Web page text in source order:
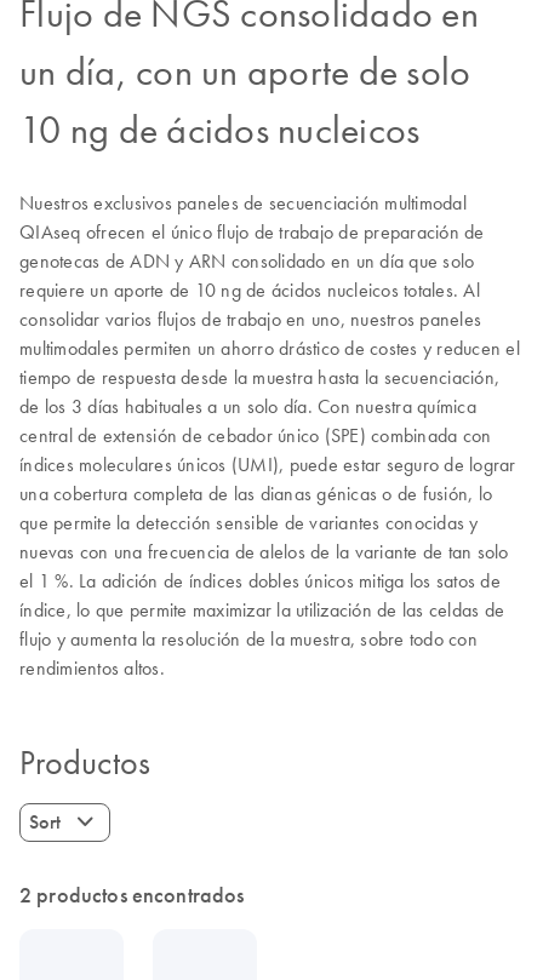
Flujo de NGS consolidado en
un día, con un aporte de solo
10 ng de ácidos nucleicos
Nuestros exclusivos paneles de secuenciación multimodal
QIAseq ofrecen el único flujo de trabajo de preparación de
genotecas de ADN y ARN consolidado en un día que solo
requiere un aporte de 10 ng de ácidos nucleicos totales. Al
consolidar varios flujos de trabajo en uno, nuestros paneles
multimodales permiten un ahorro drástico de costes y reducen el
tiempo de respuesta desde la muestra hasta la secuenciación,
de los 3 días habituales a un solo día. Con nuestra química
central de extensión de cebador único (SPE) combinada con
índices moleculares únicos (UMI), puede estar seguro de lograr
una cobertura completa de las dianas génicas o de fusión, lo
que permite la detección sensible de variantes conocidas y
nuevas con una frecuencia de alelos de la variante de tan solo
el 1 %. La adición de índices dobles únicos mitiga los satos de
índice, lo que permite maximizar la utilización de las celdas de
flujo y aumenta la resolución de la muestra, sobre todo con
rendimientos altos.
Productos
Sort
2 productos encontrados